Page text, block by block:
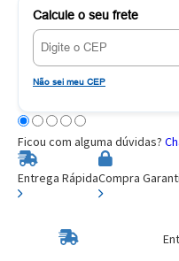
Calcule o seu frete
Não sei meu CEP
Ficou com alguma dúvidas?
Entrega RápidaCompra